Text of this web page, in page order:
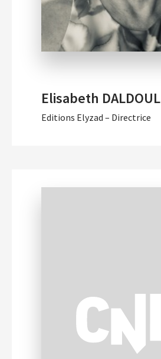
Elisabeth DALDOUL
Editions Elyzad – Directrice